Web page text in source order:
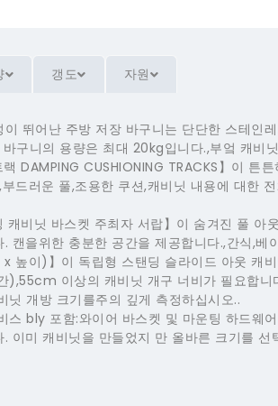
갱도 자원
이 뛰어난 주방 저장 바구니는 단단한 스테인
구니의 용량은 최대 20kg입니다.,부엌 캐비
DAMPING CUSHIONING TRACKS】이 튼
드러운 풀,조용한 쿠션,캐비닛 내용에 대한
캐비닛 바스켓 주최자 서랍】이 숨겨진 풀
캔을위한 충분한 공간을 제공합니다.,간식,베
x 높이)】이 독립형 스탠딩 슬라이드 아웃
이상의 캐비닛 개구 너비가 필요합
닛 개방 크기를주의 깊게 측정하십시오..
스 bly 포함:와이어 바스켓 및 마운팅 하드
. 이미 캐비닛을 만들었지 만 올바른 크기를